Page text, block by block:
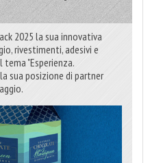
2025 la sua innovativa
rivestimenti, adesivi e
"Esperienza.
sua posizione di partner